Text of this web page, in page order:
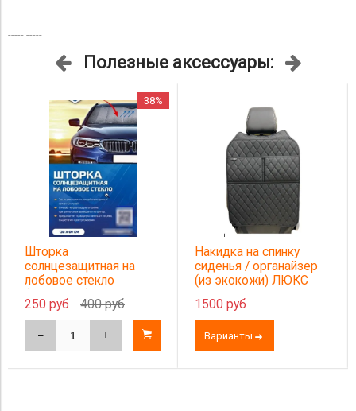
----- -----
Полезные аксессуары:
38%
на
стекло
руб 400 руб
Накидка на спинку
сиденья / органайзер
(из экокожи) ЛЮКС
1500 руб
Варианты